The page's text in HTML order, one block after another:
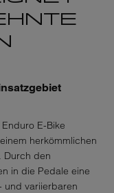
E-Bike
herkömmlichen
Durch den
in die Pedale eine
und variierbaren